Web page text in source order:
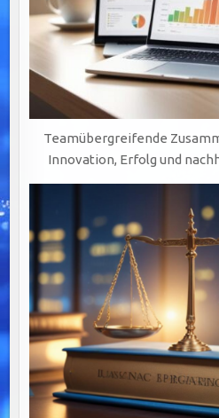
Teamübergreifende
Innovation, Erfolg und